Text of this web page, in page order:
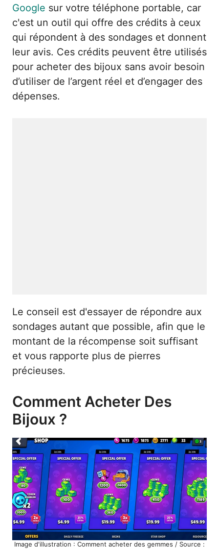
Google sur votre téléphone portable, car
c'est un outil qui offre des crédits à ceux
qui répondent à des sondages et donnent
leur avis. Ces crédits peuvent être utilisés
pour acheter des bijoux sans avoir besoin
d’utiliser de l’argent réel et d’engager des
dépenses.
Le conseil est d'essayer de répondre aux
sondages autant que possible, afin que le
montant de la récompense soit suffisant
et vous rapporte plus de pierres
précieuses.
Comment Acheter Des
Bijoux ?
Image d'illustration : Comment acheter des gemmes / Source :